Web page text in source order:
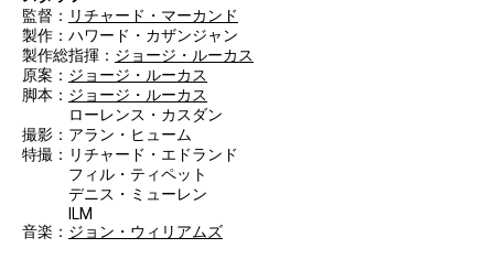
監督： リチャード・マーカンド
製作：ハワード・カザンジャン
製作総指揮： ジョージ・ルーカス
原案： ジョージ・ルーカス
脚本： ジョージ・ルーカス
ローレンス・カスダン
撮影：アラン・ヒューム
特撮：リチャード・エドランド
フィル・ティペット
デニス・ミューレン
ILM
音楽： ジョン・ウィリアムズ